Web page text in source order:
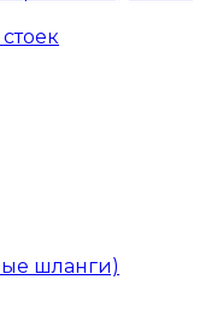
шланги)